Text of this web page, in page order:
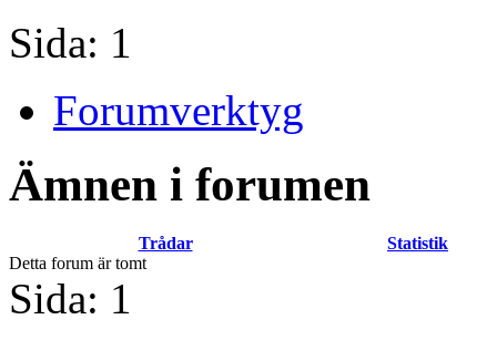
Sida: 1
Forumverktyg
Ämnen i forumen
Trådar
Statistik
Detta forum är tomt
Sida: 1